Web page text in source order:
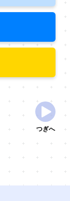
つぎへ